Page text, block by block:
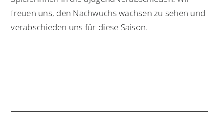
freuen uns, den Nachwuchs wachsen zu sehen und
verabschieden uns für diese Saison.